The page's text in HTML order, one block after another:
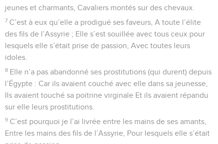
jeunes et charmants, Cavaliers montés sur des chevaux.
7 C’est à eux qu’elle a prodigué ses faveurs, A toute l’élite
des fils de l’Assyrie ; Elle s’est souillée avec tous ceux pour
lesquels elle s’était prise de passion, Avec toutes leurs
idoles.
8 Elle n’a pas abandonné ses prostitutions (qui durent) depuis
l’Égypte : Car ils avaient couché avec elle dans sa jeunesse,
Ils avaient touché sa poitrine virginale Et ils avaient répandu
sur elle leurs prostitutions.
9 C’est pourquoi je l’ai livrée entre les mains de ses amants,
Entre les mains des fils de l’Assyrie, Pour lesquels elle s’était